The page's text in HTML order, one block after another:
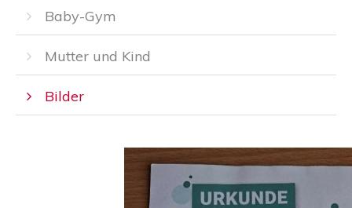
Baby-Gym
Mutter und Kind
Bilder